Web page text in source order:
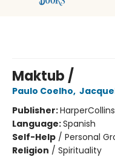
Maktub /
Paulo Coelho,
Publisher:HarperCollins
Language:Spanish
Self-Help / Personal
Religion / Spirituality